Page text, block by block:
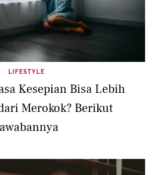
LIFESTYLE
Kesepian Bisa Lebih
Merokok? Berikut